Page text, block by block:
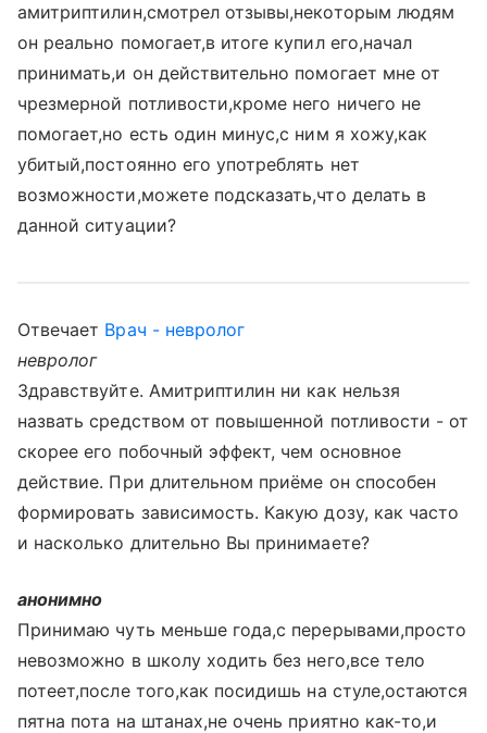
амитриптилин,смотрел отзывы,некоторым людям
он реально помогает,в итоге купил его,начал
принимать,и он действительно помогает мне от
чрезмерной потливости,кроме него ничего не
помогает,но есть один минус,с ним я хожу,как
убитый,постоянно его употреблять нет
возможности,можете подсказать,что делать в
данной ситуации?
Отвечает Врач - невролог
невролог
Здравствуйте. Амитриптилин ни как нельзя
назвать средством от повышенной потливости - от
скорее его побочный эффект, чем основное
действие. При длительном приёме он способен
формировать зависимость. Какую дозу, как часто
и насколько длительно Вы принимаете?
анонимно
Принимаю чуть меньше года,с перерывами,просто
невозможно в школу ходить без него,все тело
потеет,после того,как посидишь на стуле,остаются
пятна пота на штанах,не очень приятно как-то,и